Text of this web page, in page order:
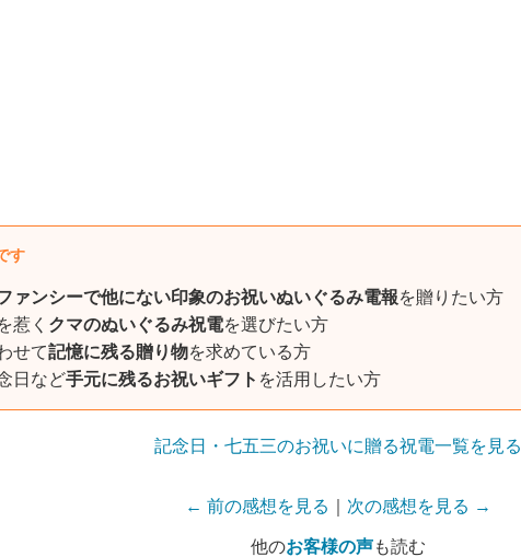
す
ァンシーで他にない印象のお祝いぬいぐるみ電報を贈りたい方
惹く クマのぬいぐるみ祝電を選びたい方
せて記憶に残る贈り物を求めている方
日など手元に残るお祝いギフト を活用したい方
記念日・七五三のお祝いに贈る祝電一覧を見る
← 前の感想を見る 次の感想を見る →
他のお客様の声も読む